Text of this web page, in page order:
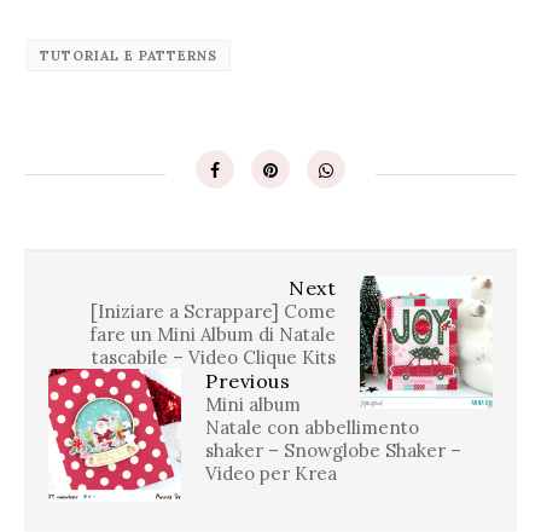
TUTORIAL E PATTERNS
Next
[Iniziare a Scrappare] Come
fare un Mini Album di Natale
tascabile – Video Clique Kits
Previous
Mini album
Natale con abbellimento
shaker – Snowglobe Shaker –
Video per Krea